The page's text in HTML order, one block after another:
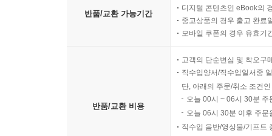
반품/교환 가능기간
디지털 콘텐츠인 eBook의
중고상품의 경우 출고 완료
모바일 쿠폰의 경우 유효기
반품/교환 비용
고객의 단순변심 및 착오구
직수입양서/직수입일서중
단, 아래의 주문/취소 조건
오늘 00시 ~ 06시 30분
오늘 06시 30분 이후 주
직수입 음반/영상물/기프트